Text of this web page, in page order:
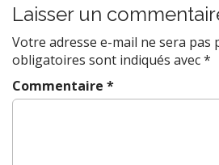
t
n
a
v
i
Laisser un
Votre adresse e-mail ne sera pas
obligatoires sont indiqués avec*
Commentaire *